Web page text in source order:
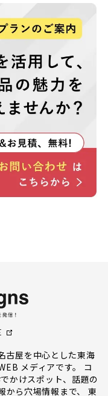
屋を中心とした東海
メディアです。 コ
かけスポット、話題の
から穴場情報まで、 東